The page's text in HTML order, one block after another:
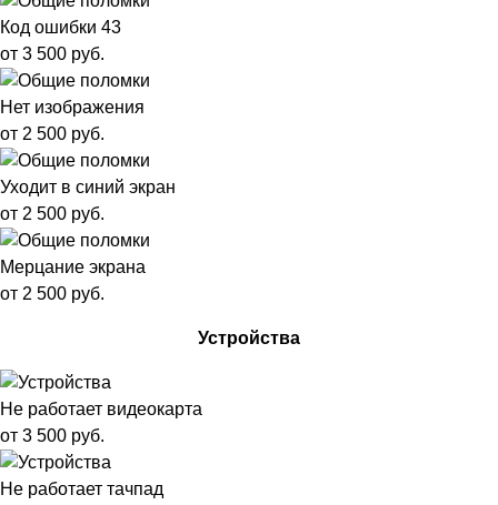
Код ошибки 43
от 3 500 руб.
Нет изображения
от 2 500 руб.
Уходит в синий экран
от 2 500 руб.
Мерцание экрана
от 2 500 руб.
Устройства
Не работает видеокарта
от 3 500 руб.
Не работает тачпад